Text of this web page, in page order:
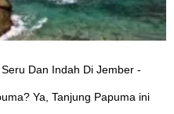
Dan Indah Di Jember -
Ya, Tanjung Papuma ini